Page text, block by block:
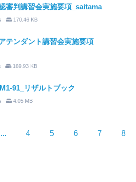
審判講習会実施要項_saitama
170.46 KB
テンダント講習会実施要項
169.93 KB
91_リザルトブック
4.05 MB
... 4 5 6 7 8